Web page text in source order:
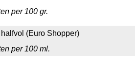
per 100 gr.
(Euro Shopper)
per 100 ml.